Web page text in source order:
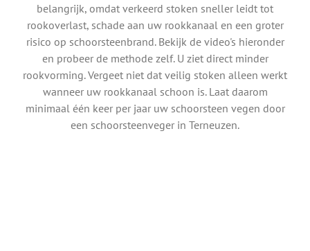
belangrijk, omdat verkeerd stoken sneller leidt tot
rookoverlast, schade aan uw rookkanaal en een groter
risico op schoorsteenbrand. Bekijk de video's hieronder
en probeer de methode zelf. U ziet direct minder
rookvorming. Vergeet niet dat veilig stoken alleen werkt
wanneer uw rookkanaal schoon is. Laat daarom
minimaal één keer per jaar uw schoorsteen vegen door
een schoorsteenveger in Terneuzen.